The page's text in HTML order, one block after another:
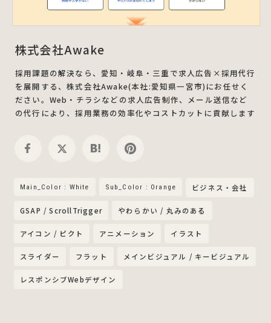
株式会社Awake
採用課題の解決なら、愛知・岐阜・三重で求人広告×採用代行
を展開する、株式会社Awake(本社:愛知県一宮市)にお任せく
ださい。Web・チラシなどの求人広告制作、メール送信など
の代行により、採用業務の効率化やコストカットに貢献します
Main_Color : White Sub_Color : Orange ビジネス・会社
GSAP / ScrollTrigger やわらかい / 丸みのある
アイコン / ピクト アニメーション イラスト
スライダー フラット メインビジュアル / キービジュアル
レスポンシブWebデザイン